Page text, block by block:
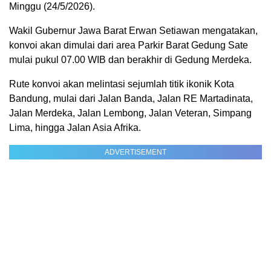
Minggu (24/5/2026).
Wakil Gubernur Jawa Barat Erwan Setiawan mengatakan,
konvoi akan dimulai dari area Parkir Barat Gedung Sate
mulai pukul 07.00 WIB dan berakhir di Gedung Merdeka.
Rute konvoi akan melintasi sejumlah titik ikonik Kota
Bandung, mulai dari Jalan Banda, Jalan RE Martadinata,
Jalan Merdeka, Jalan Lembong, Jalan Veteran, Simpang
Lima, hingga Jalan Asia Afrika.
ADVERTISEMENT